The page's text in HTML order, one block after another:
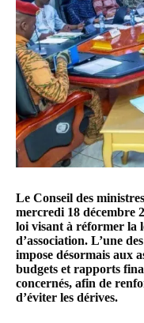
Le Conseil des
mercredi 18 décembre
loi visant à réformer la
d’association. L’une
impose désormais aux
budgets et rapports
concernés, afin de
d’éviter les dérives.